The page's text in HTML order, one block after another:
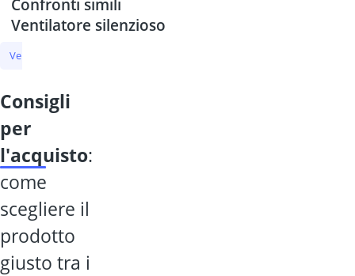
Confronti simili
Ventilatore silenzioso
Ventilatore silenzioso
consigli
per
l'acquisto:
come
scegliere il
prodotto
giusto tra i